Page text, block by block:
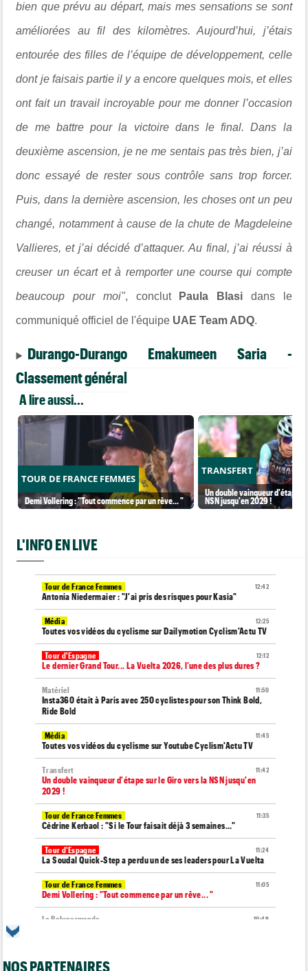
bien que prévu au départ, mais mes sensations se sont
améliorées au fil des kilomètres. Aujourd’hui, j’étais
entourée des filles de l’équipe de développement, celle
dont je faisais partie il y a encore quelques mois, et elles
ont fait un travail incroyable pour me donner l’occasion
de me battre pour la victoire dans le final. Dans la
deuxième ascension, je ne me sentais pas très bien, j’ai
donc essayé de rester sous contrôle sans trop forcer.
Puis, dans la dernière ascension, les choses ont un peu
changé, notamment à cause de la chute de Magdeleine
Vallieres, et j’ai décidé d’attaquer. Au final, j’ai réussi à
creuser un écart et à remporter une course qui compte
beaucoup pour moi", conclut Paula Blasi dans le
communiqué officiel de l'équipe UAE Team ADQ.
Durango-Durango Emakumeen Saria -
Classement général
A lire aussi...
TOUR DE FRANCE FEMMES
Demi Vollering : "Tout commence par un rêve... "
TRANSFERT
Un double vainqueur d'étape
NSN jusqu'en 2029 !
L'INFO EN LIVE
12:42
Tour de France Femmes
Antonia Niedermaier : "J'ai pris des risques pour Kasia"
12:25
Média
Toutes vos vidéos du cyclisme sur Dailymotion Cyclism'Actu TV
12:12
Tour d'Espagne
Le dernier Grand Tour... La Vuelta 2026, l’une des plus dures ?
11:50
Matériel
Insta360 était à Paris avec 250 cyclistes pour son Think Bold,
Ride Bold
11:45
Média
Toutes vos vidéos du cyclisme sur Youtube Cyclism'Actu TV
11:42
Transfert
Un double vainqueur d'étape sur le Giro vers la NSN jusqu'en
2029 !
11:35
Tour de France Femmes
Cédrine Kerbaol : "Si le Tour faisait déjà 3 semaines..."
11:24
Tour d'Espagne
La Soudal Quick-Step a perdu un de ses leaders pour La Vuelta
11:05
Tour de France Femmes
Demi Vollering : "Tout commence par un rêve... "
10:49
La Polynormande
Tour d'Espagne
NOS PARTENAIRES